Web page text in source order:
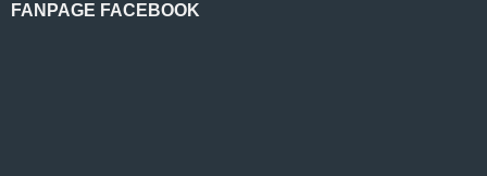
FANPAGE FACEBOOK